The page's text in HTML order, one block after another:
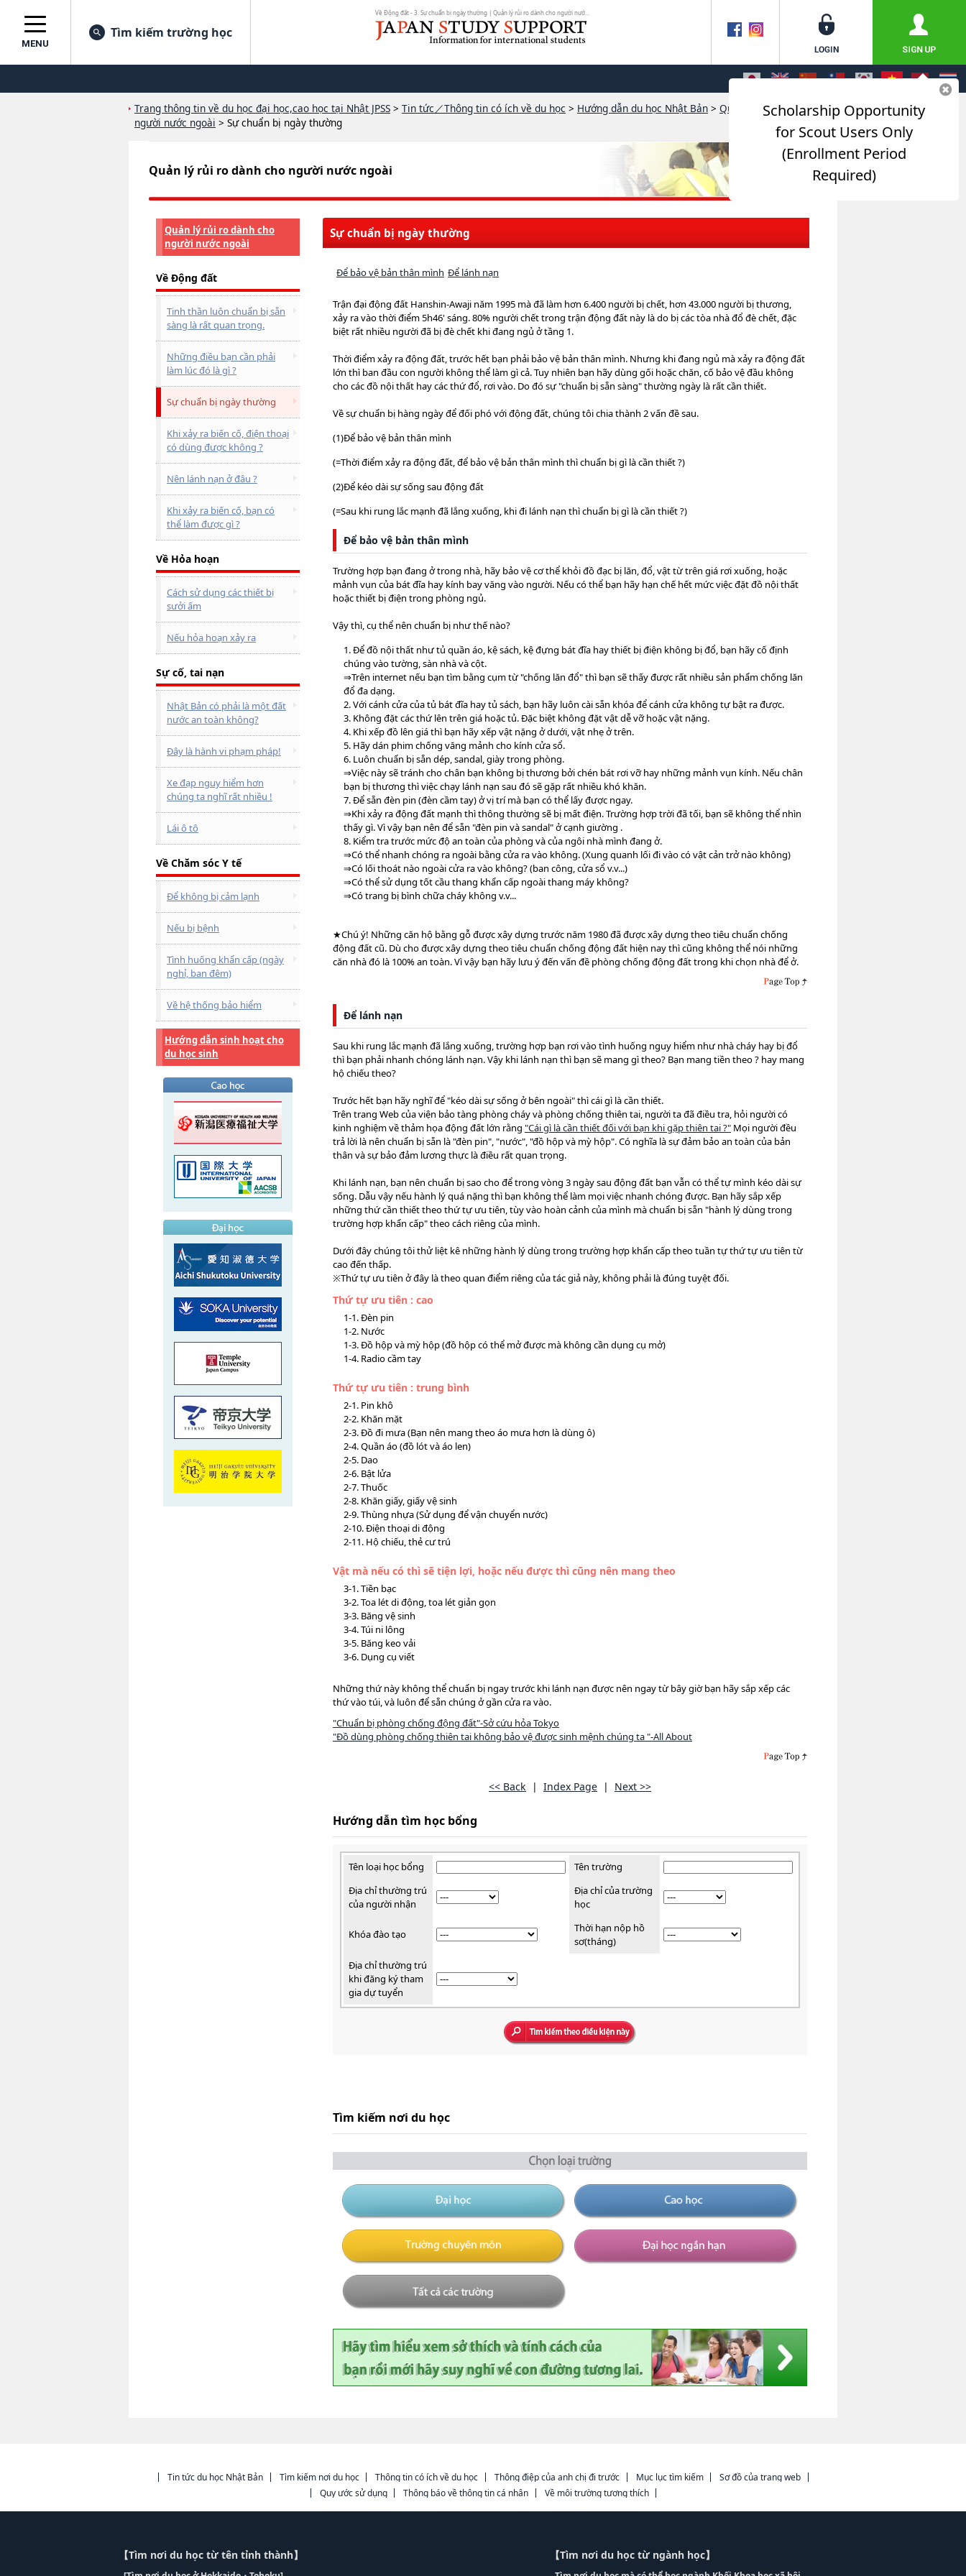
MENU
Tìm kiếm trường học
Scholarship Opportunity
for Scout Users Only
(Enrollment Period
Required)
Trang thông tin về du học đại học,cao học tại Nhật JPSS > Tin tức／Thông tin có ích về du học > Hướng dẫn du học Nhật Bản > Quản lý rủi ro dành cho
người nước ngoài > Sự chuẩn bị ngày thường
Quản lý rủi ro dành cho người nước ngoài
Quản lý rủi ro dành cho
người nước ngoài
Về Động đất
Tinh thần luôn chuẩn bị sẵn
sàng là rất quan trọng.
Những điều bạn cần phải
làm lúc đó là gì ?
Sự chuẩn bị ngày thường
Khi xảy ra biến cố, điện thoại
có dùng được không ?
Nên lánh nạn ở đâu ?
Khi xảy ra biến cố, bạn có
thể làm được gì ?
Về Hỏa hoạn
Cách sử dụng các thiết bị
sưởi ấm
Nếu hỏa hoạn xảy ra
Sự cố, tai nạn
Nhật Bản có phải là một đất
nước an toàn không?
Đây là hành vi phạm pháp!
Xe đạp nguy hiểm hơn
chúng ta nghĩ rất nhiều !
Lái ô tô
Về Chăm sóc Y tế
Để không bị cảm lạnh
Nếu bị bệnh
Tình huống khẩn cấp (ngày
nghỉ, ban đêm)
Về hệ thống bảo hiểm
Hướng dẫn sinh hoạt cho
du học sinh
Sự chuẩn bị ngày thường
Để bảo vệ bản thân mình Để lánh nạn
Trận đại động đất Hanshin-Awaji năm 1995 mà đã làm hơn 6.400 người bị chết, hơn 43.000 người bị thương,
xảy ra vào thời điểm 5h46' sáng. 80% người chết trong trận động đất này là do bị các tòa nhà đổ đè chết, đặc
biệt rất nhiều người đã bị đè chết khi đang ngủ ở tầng 1.
Thời điểm xảy ra động đất, trước hết bạn phải bảo vệ bản thân mình. Nhưng khi đang ngủ mà xảy ra động đất
lớn thì ban đầu con người không thể làm gì cả. Tuy nhiên bạn hãy dùng gối hoặc chăn, cố bảo vệ đầu không
cho các đồ nội thất hay các thứ đổ, rơi vào. Do đó sự "chuẩn bị sẵn sàng" thường ngày là rất cần thiết.
Về sự chuẩn bị hàng ngày để đối phó với động đất, chúng tôi chia thành 2 vấn đề sau.
(1)Để bảo vệ bản thân mình
(=Thời điểm xảy ra động đất, để bảo vệ bản thân mình thì chuẩn bị gì là cần thiết ?)
(2)Để kéo dài sự sống sau động đất
(=Sau khi rung lắc mạnh đã lắng xuống, khi đi lánh nạn thì chuẩn bị gì là cần thiết ?)
Để bảo vệ bản thân mình
Trường hợp bạn đang ở trong nhà, hãy bảo vệ cơ thể khỏi đồ đạc bị lăn, đổ, vật từ trên giá rơi xuống, hoặc
mảnh vụn của bát đĩa hay kính bay văng vào người. Nếu có thể bạn hãy hạn chế hết mức việc đặt đồ nội thất
hoặc thiết bị điện trong phòng ngủ.
Vậy thì, cụ thể nên chuẩn bị như thế nào?
1. Để đồ nội thất như tủ quần áo, kệ sách, kệ đựng bát đĩa hay thiết bị điện không bị đổ, bạn hãy cố định
chúng vào tường, sàn nhà và cột.
⇒Trên internet nếu bạn tìm bằng cụm từ "chống lăn đổ" thì bạn sẽ thấy được rất nhiều sản phẩm chống lăn
đổ đa dạng.
2. Với cánh cửa của tủ bát đĩa hay tủ sách, bạn hãy luôn cài sẵn khóa để cánh cửa không tự bật ra được.
3. Không đặt các thứ lên trên giá hoặc tủ. Đặc biệt không đặt vật dễ vỡ hoặc vật nặng.
4. Khi xếp đồ lên giá thì bạn hãy xếp vật nặng ở dưới, vật nhẹ ở trên.
5. Hãy dán phim chống văng mảnh cho kính cửa sổ.
6. Luôn chuẩn bị sẵn dép, sandal, giày trong phòng.
⇒Việc này sẽ tránh cho chân bạn không bị thương bởi chén bát rơi vỡ hay những mảnh vụn kính. Nếu chân
bạn bị thương thì việc chạy lánh nạn sau đó sẽ gặp rất nhiều khó khăn.
7. Để sẵn đèn pin (đèn cầm tay) ở vị trí mà bạn có thể lấy được ngay.
⇒Khi xảy ra động đất mạnh thì thông thường sẽ bị mất điện. Trường hợp trời đã tối, bạn sẽ không thể nhìn
thấy gì. Vì vậy bạn nên để sẵn "đèn pin và sandal" ở cạnh giường .
8. Kiểm tra trước mức độ an toàn của phòng và của ngôi nhà mình đang ở.
⇒Có thể nhanh chóng ra ngoài bằng cửa ra vào không. (Xung quanh lối đi vào có vật cản trở nào không)
⇒Có lối thoát nào ngoài cửa ra vào không? (ban công, cửa sổ v.v...)
⇒Có thể sử dụng tốt cầu thang khẩn cấp ngoài thang máy không?
⇒Có trang bị bình chữa cháy không v.v...
★Chú ý! Những căn hộ bằng gỗ được xây dựng trước năm 1980 đã được xây dựng theo tiêu chuẩn chống
động đất cũ. Dù cho được xây dựng theo tiêu chuẩn chống động đất hiện nay thì cũng không thể nói những
căn nhà đó là 100% an toàn. Vì vậy bạn hãy lưu ý đến vấn đề phòng chống động đất trong khi chọn nhà để ở.
Để lánh nạn
Sau khi rung lắc mạnh đã lắng xuống, trường hợp bạn rơi vào tình huống nguy hiểm như nhà cháy hay bị đổ
thì bạn phải nhanh chóng lánh nạn. Vậy khi lánh nạn thì bạn sẽ mang gì theo? Bạn mang tiền theo ? hay mang
hộ chiếu theo?
Trước hết bạn hãy nghĩ để "kéo dài sự sống ở bên ngoài" thì cái gì là cần thiết.
Trên trang Web của viện bảo tàng phòng cháy và phòng chống thiên tai, người ta đã điều tra, hỏi người có
kinh nghiệm về thảm họa động đất lớn rằng "Cái gì là cần thiết đối với bạn khi gặp thiên tai ?" Mọi người đều
trả lời là nên chuẩn bị sẵn là "đèn pin", "nước", "đồ hộp và mỳ hộp". Có nghĩa là sự đảm bảo an toàn của bản
thân và sự bảo đảm lương thực là điều rất quan trọng.
Khi lánh nạn, bạn nên chuẩn bị sao cho để trong vòng 3 ngày sau động đất bạn vẫn có thể tự mình kéo dài sự
sống. Dẫu vậy nếu hành lý quá nặng thì bạn không thể làm mọi việc nhanh chóng được. Bạn hãy sắp xếp
những thứ cần thiết theo thứ tự ưu tiên, tùy vào hoàn cảnh của mình mà chuẩn bị sẵn "hành lý dùng trong
trường hợp khẩn cấp" theo cách riêng của mình.
Dưới đây chúng tôi thử liệt kê những hành lý dùng trong trường hợp khẩn cấp theo tuần tự thứ tự ưu tiên từ
cao đến thấp.
※Thứ tự ưu tiên ở đây là theo quan điểm riêng của tác giả này, không phải là đúng tuyệt đối.
Thứ tự ưu tiên : cao
1-1. Đèn pin
1-2. Nước
1-3. Đồ hộp và mỳ hộp (đồ hộp có thể mở được mà không cần dụng cụ mở)
1-4. Radio cầm tay
Thứ tự ưu tiên : trung bình
2-1. Pin khô
2-2. Khăn mặt
2-3. Đồ đi mưa (Bạn nên mang theo áo mưa hơn là dùng ô)
2-4. Quần áo (đồ lót và áo len)
2-5. Dao
2-6. Bật lửa
2-7. Thuốc
2-8. Khăn giấy, giấy vệ sinh
2-9. Thùng nhựa (Sử dụng để vận chuyển nước)
2-10. Điện thoại di động
2-11. Hộ chiếu, thẻ cư trú
Vật mà nếu có thì sẽ tiện lợi, hoặc nếu được thì cũng nên mang theo
3-1. Tiền bạc
3-2. Toa lét di động, toa lét giản gọn
3-3. Băng vệ sinh
3-4. Túi ni lông
3-5. Băng keo vải
3-6. Dụng cụ viết
Những thứ này không thể chuẩn bị ngay trước khi lánh nạn được nên ngay từ bây giờ bạn hãy sắp xếp các
thứ vào túi, và luôn để sẵn chúng ở gần cửa ra vào.
"Chuẩn bị phòng chống động đất"-Sở cứu hỏa Tokyo
"Đồ dùng phòng chống thiên tai không bảo vệ được sinh mệnh chúng ta "-All About
<< Back | Index Page | Next >>
Hướng dẫn tìm học bổng
Tên loại học bổng
Tên trường
Địa chỉ thường trú
của người nhận
Địa chỉ của trường
học
Khóa đào tạo
Thời hạn nộp hồ
sơ(tháng)
Địa chỉ thường trú
khi đăng ký tham
gia dự tuyển
Tìm kiếm nơi du học
Tin tức du học Nhật Bản Tìm kiếm nơi du học Thông tin có ích về du học Thông điệp của anh chị đi trước Mục lục tìm kiếm
Sơ đồ của trang web
Quy ước sử dụng
Thông báo về thông tin cá nhân Về môi trường tương thích
【Tìm nơi du học từ tên tỉnh thành】 【Tìm nơi du học từ ngành học】